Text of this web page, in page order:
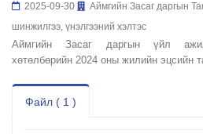
2025-09-30 Аймгийн Засаг даргын
шинжилгээ, үнэлгээний хэлтэс
Аймгийн Засаг даргын үйл
хөтөлбөрийн 2024 оны жилийн эцсийн
Файл ( 1 )